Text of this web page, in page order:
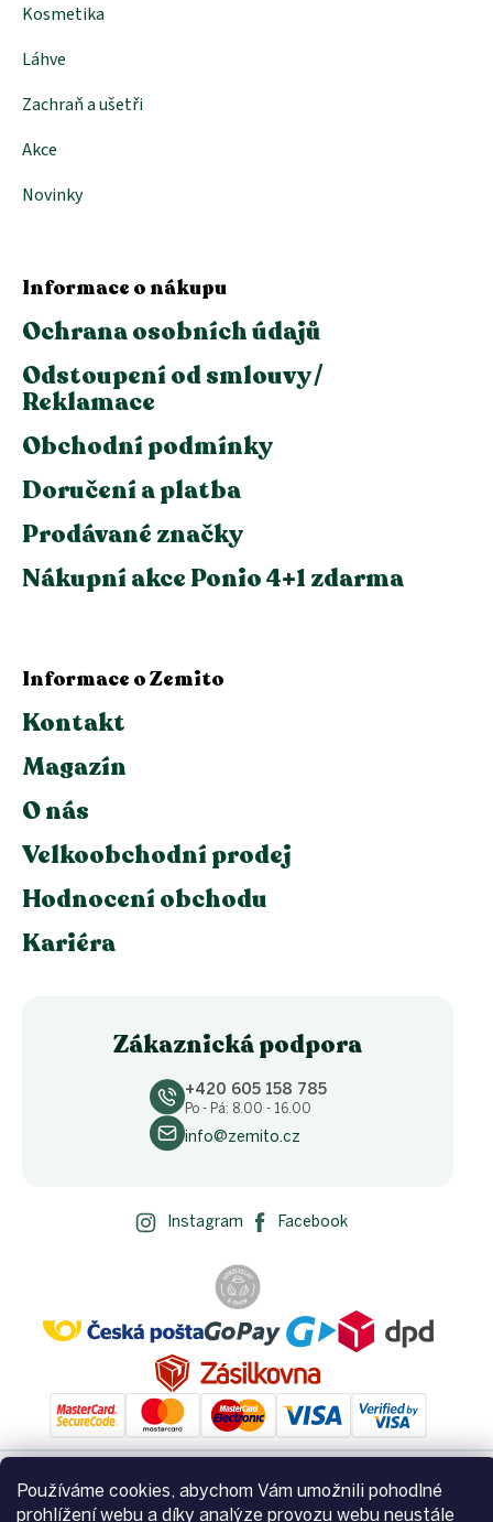
Používáme cookies, abychom Vám umožnili pohodlné
prohlížení webu a díky analýze provozu webu neustále
Kosmetika
Láhve
Zachraň a ušetři
Akce
Novinky
Informace o nákupu
Ochrana osobních údajů
Odstoupení od smlouvy /
Reklamace
Obchodní podmínky
Doručení a platba
Prodávané značky
Nákupní akce Ponio 4+1 zdarma
Informace o Zemito
Kontakt
Magazín
O nás
Velkoobchodní prodej
Hodnocení obchodu
Kariéra
Zákaznická podpora
+420 605 158 785
Po - Pá: 8.00 - 16.00
info@zemito.cz
Instagram Facebook
Vytvořil Shoptet